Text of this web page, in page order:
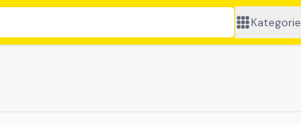
Kategorie